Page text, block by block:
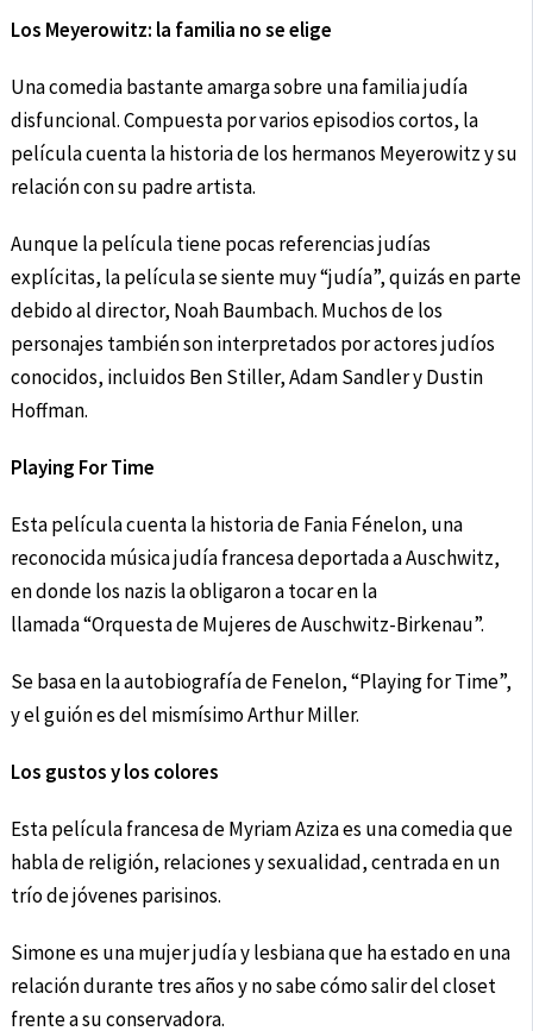
Los Meyerowitz: la familia no se elige
Una comedia bastante amarga sobre una familia judía
disfuncional. Compuesta por varios episodios cortos, la
película cuenta la historia de los hermanos Meyerowitz y su
relación con su padre artista.
Aunque la película tiene pocas referencias judías
explícitas, la película se siente muy “judía”, quizás en parte
debido al director, Noah Baumbach. Muchos de los
personajes también son interpretados por actores judíos
conocidos, incluidos Ben Stiller, Adam Sandler y Dustin
Hoffman.
Playing For Time
Esta película cuenta la historia de Fania Fénelon, una
reconocida música judía francesa deportada a Auschwitz,
en donde los nazis la obligaron a tocar en la
llamada “Orquesta de Mujeres de Auschwitz-Birkenau”.
Se basa en la autobiografía de Fenelon, “Playing for Time”,
y el guión es del mismísimo Arthur Miller.
Los gustos y los colores
Esta película francesa de Myriam Aziza es una comedia que
habla de religión, relaciones y sexualidad, centrada en un
trío de jóvenes parisinos.
Simone es una mujer judía y lesbiana que ha estado en una
relación durante tres años y no sabe cómo salir del closet
frente a su conservadora.